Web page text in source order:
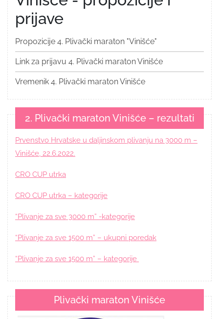
prijave
Propozicije 4. Plivački maraton "Vinišće"
Link za prijavu 4. Plivački maraton Vinišće
Vremenik 4. Plivački maraton Vinišće
2. Plivački maraton Vinišće – rezultati
Prvenstvo Hrvatske u daljinskom plivanju na 3000 m –
Vinišće, 22.6.2022.
CRO CUP utrka
CRO CUP utrka – kategorije
“Plivanje za sve 3000 m” -kategorije
“Plivanje za sve 1500 m” – ukupni poredak
“Plivanje za sve 1500 m” – kategorije
Plivački maraton Vinišće